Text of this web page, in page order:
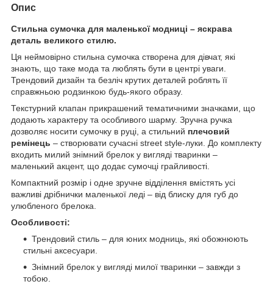
Опис
Стильна сумочка для маленької модниці – яскрава
деталь великого стилю.
Ця неймовірно стильна сумочка створена для дівчат, які
знають, що таке мода та люблять бути в центрі уваги.
Трендовий дизайн та безліч крутих деталей роблять її
справжньою родзинкою будь-якого образу.
Текстурний клапан прикрашений тематичними значками, що
додають характеру та особливого шарму. Зручна ручка
дозволяє носити сумочку в руці, а стильний плечовий
ремінець – створювати сучасні street style-луки. До комплекту
входить милий знімний брелок у вигляді тваринки –
маленький акцент, що додає сумочці грайливості.
Компактний розмір і одне зручне відділення вмістять усі
важливі дрібнички маленької леді – від блиску для губ до
улюбленого брелока.
Особливості:
Трендовий стиль – для юних модниць, які обожнюють
стильні аксесуари.
Знімний брелок у вигляді милої тваринки – завжди з
тобою.